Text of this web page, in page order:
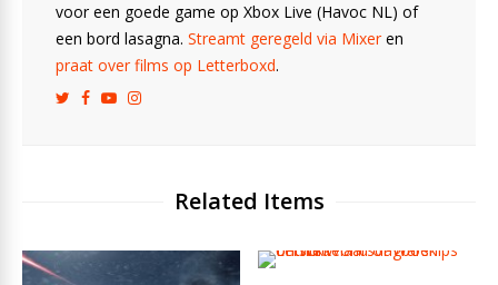
voor een goede game op Xbox Live (Havoc NL) of
een bord lasagna. Streamt geregeld via Mixeren
praat over films op Letterboxd.
Related Items